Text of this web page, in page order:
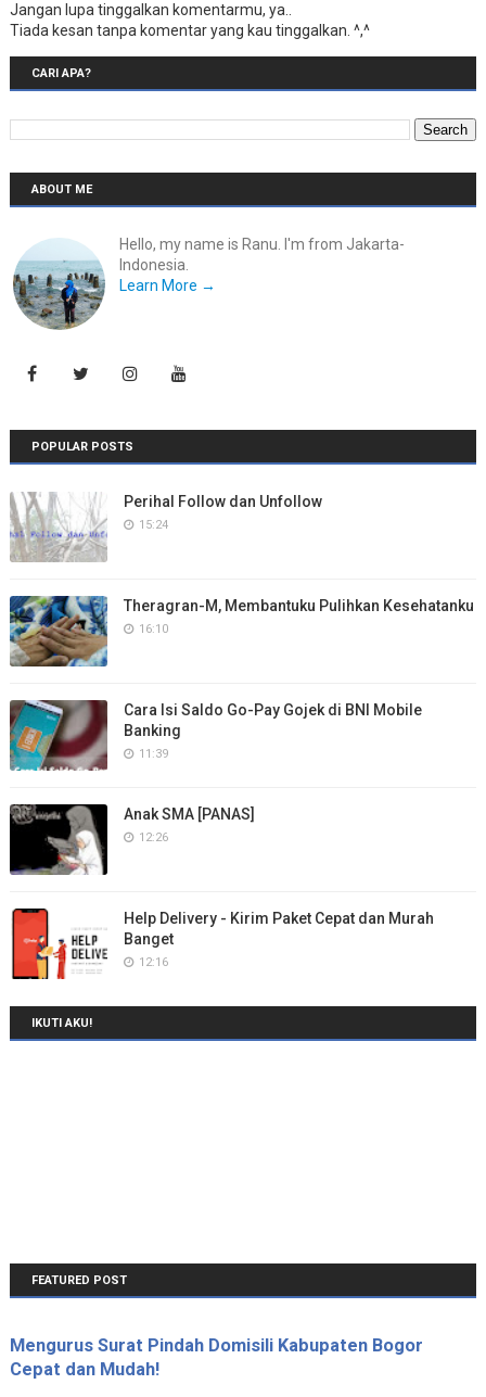
Jangan lupa tinggalkan komentarmu, ya..
Tiada kesan tanpa komentar yang kau tinggalkan. ^,^
CARI APA?
ABOUT ME
Hello, my name is Ranu. I'm from Jakarta-
Indonesia.
Learn More →
POPULAR POSTS
Perihal Follow dan Unfollow
15:24
Theragran-M, Membantuku Pulihkan Kesehatanku
16:10
Cara Isi Saldo Go-Pay Gojek di BNI Mobile
Banking
11:39
Anak SMA [PANAS]
12:26
Help Delivery - Kirim Paket Cepat dan Murah
Banget
12:16
IKUTI AKU!
FEATURED POST
Mengurus Surat Pindah Domisili Kabupaten Bogor
Cepat dan Mudah!